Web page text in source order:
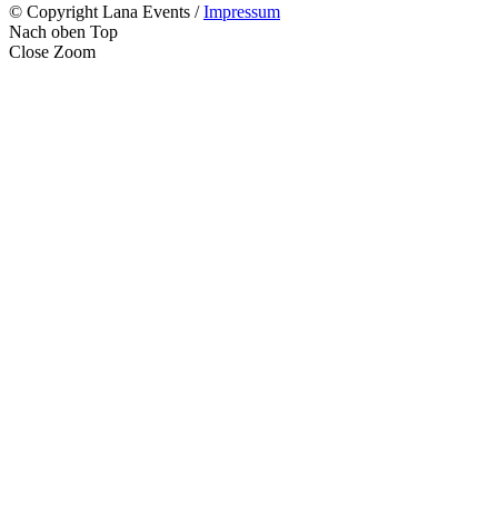
© Copyright Lana Events /Impressum
Nach oben Top
Close Zoom